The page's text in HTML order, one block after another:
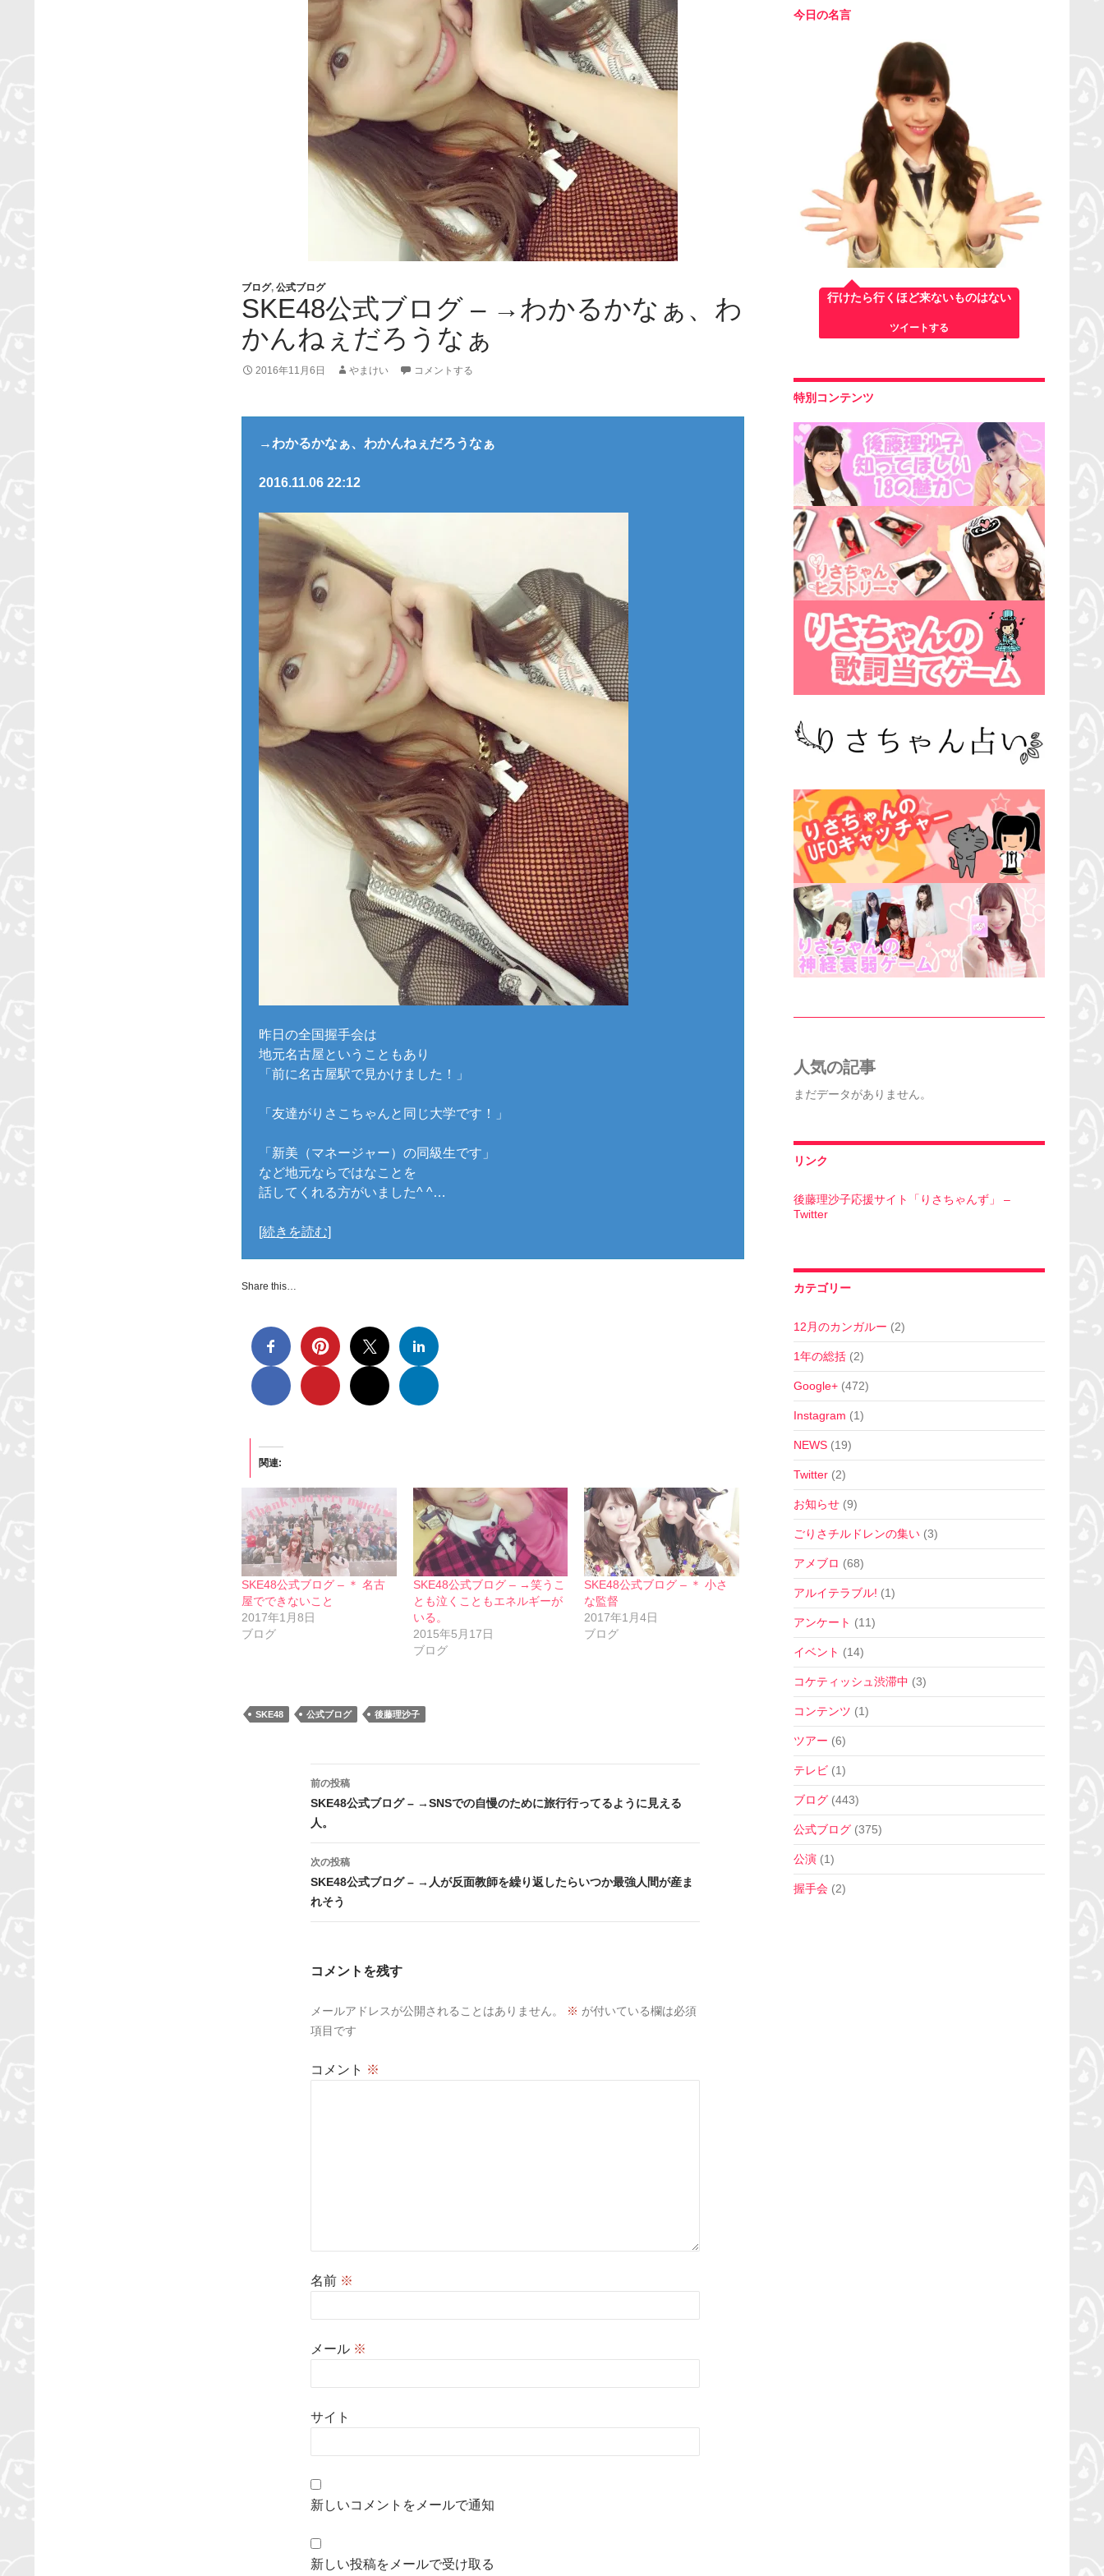
ブログ, 公式ブログ
SKE48公式ブログ – →わかるかなぁ、わ
かんねぇだろうなぁ
2016年11月6日 やまけい コメントする
→わかるかなぁ、わかんねぇだろうなぁ
2016.11.06 22:12
昨日の全国握手会は
地元名古屋ということもあり
「前に名古屋駅で見かけました！」
「友達がりさこちゃんと同じ大学です！」
「新美（マネージャー）の同級生です」
など地元ならではなことを
話してくれる方がいました^ ^…
[続きを読む]
Share this…
関連
SKE48公式ブログ – ＊ 名古
屋でできないこと
2017年1月8日
ブログ
SKE48公式ブログ – →笑うこ
とも泣くこともエネルギーが
いる。
2015年5月17日
ブログ
SKE48公式ブログ – ＊ 小さ
な監督
2017年1月4日
ブログ
SKE48 公式ブログ 後藤理沙子
投
稿
ナ
ビ
ゲ
ー
ョ
ン
前の投稿
SKE48公式ブログ – →SNSでの自慢のために旅行行ってるように見える
人。
次の投稿
SKE48公式ブログ – →人が反面教師を繰り返したらいつか最強人間が産ま
れそう
コメントを残す
メールアドレスが公開されることはありません。 ※ が付いている欄は必須
項目です
コメント ※
名前 ※
メール ※
サイト
新しいコメントをメールで通知
新しい投稿をメールで受け取る
今日の名言
行けたら行くほど来ないものはない
ツイートする
特別コンテンツ
人気の記事
まだデータがありません。
リンク
後藤理沙子応援サイト「りさちゃんず」 –
Twitter
カテゴリー
12月のカンガルー (2)
1年の総括 (2)
Google+ (472)
Instagram (1)
NEWS (19)
Twitter (2)
お知らせ (9)
ごりさチルドレンの集い (3)
アメブロ (68)
アルイテラブル! (1)
アンケート (11)
イベント (14)
コケティッシュ渋滞中 (3)
コンテンツ (1)
ツアー (6)
テレビ (1)
ブログ (443)
公式ブログ (375)
公演 (1)
握手会 (2)